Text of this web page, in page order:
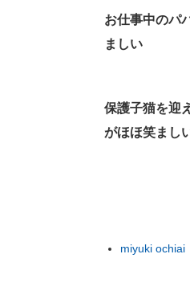
お仕事中のパ
ましい
保護子猫を迎
がほほ笑まし
miyuki ochiai